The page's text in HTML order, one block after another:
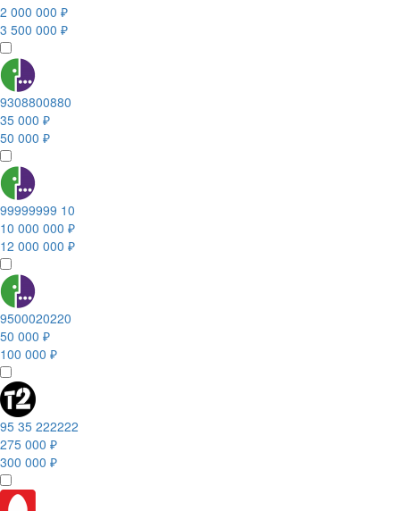
2 000 000 ₽
3 500 000 ₽
9308800880
35 000 ₽
50 000 ₽
99999999 10
10 000 000 ₽
12 000 000 ₽
9500020220
50 000 ₽
100 000 ₽
95 35 222222
275 000 ₽
300 000 ₽